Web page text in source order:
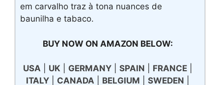
em carvalho traz à tona nuances de
baunilha e tabaco.
BUY NOW ON AMAZON BELOW:
USA UK GERMANY| SPAIN FRANCE|
ITALY| CANADA BELGIUM SWEDEN